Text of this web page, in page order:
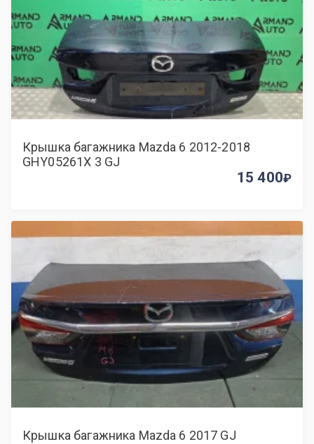
Крышка багажника Mazda 6 2012-2018
GHY05261X 3 GJ
15 400
Крышка багажника Mazda 6 2017 GJ